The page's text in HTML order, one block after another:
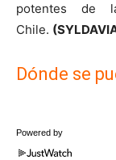
potentes de
Chile.
Dónde se
Powered by